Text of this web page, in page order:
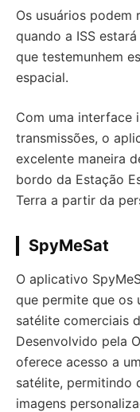
Os usuários podem
quando a ISS
que testemunhem
espacial.
Com uma interface
transmissões, o
excelente maneira
bordo da Estação
Terra a partir da
SpyMeSat
O aplicativo
que permite que os
satélite comerciais
Desenvolvido pela
oferece acesso a
satélite, permitindo
imagens